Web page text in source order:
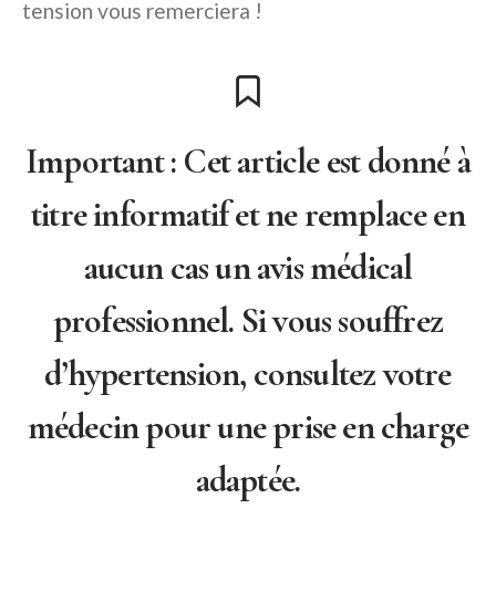
tension vous remerciera !
Important : Cet article est donné à
titre informatif et ne remplace en
aucun cas un avis médical
professionnel. Si vous souffrez
d’hypertension, consultez votre
médecin pour une prise en charge
adaptée.